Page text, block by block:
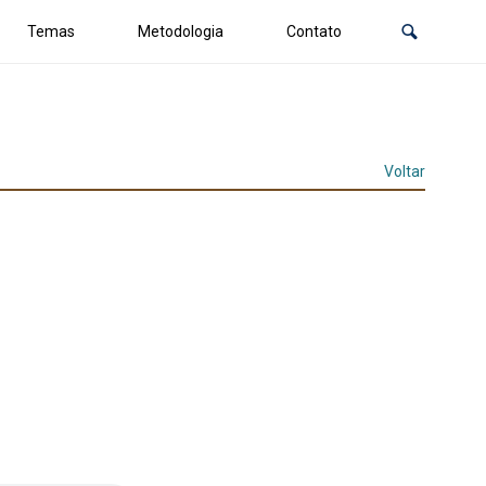
Temas Metodologia Contato
Voltar